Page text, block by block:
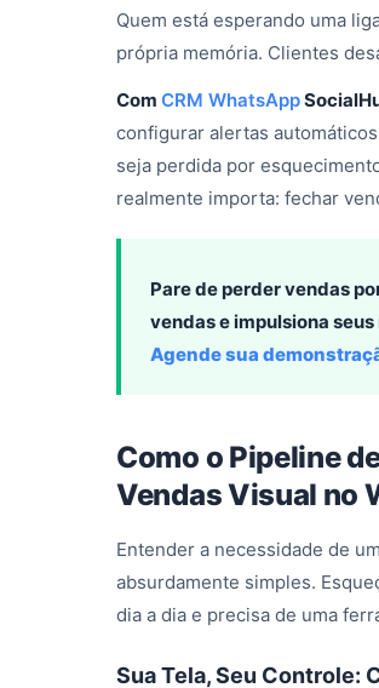
Quem está esperando uma
própria memória. Clientes
Com CRM WhatsApp
configurar alertas
seja perdida por
realmente importa: fechar
Pare de perder vendas
vendas e impulsiona
Agende sua
Como o Pipeline
Vendas Visual no
Entender a necessidade de um
absurdamente simples.
dia a dia e precisa de uma
Sua Tela, Seu Controle: